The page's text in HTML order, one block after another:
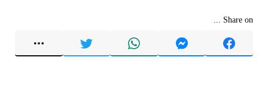
Share on ...